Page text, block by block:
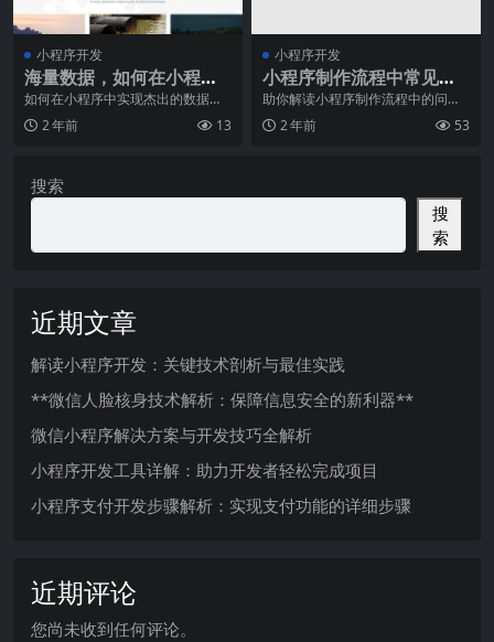
小程序开发
海量数据，如何在小程序
中实现优秀的数据可视
化？
如何在小程序中实现杰出的数据可
视化？这是当前许多企业和开发者
普遍面临的问题。随着
2 年前 13
小程序开发
小程序制作流程中常见的
问题解决方法
助你解读小程序制作流程中的问
题，领略技术优势随着科技的不断
进步，小程序作为一种便
2 年前 53
搜索
搜
索
近期文章
解读小程序开发：关键技术剖析与最佳实践
**微信人脸核身技术解析：保障信息安全的新利器**
微信小程序解决方案与开发技巧全解析
小程序开发工具详解：助力开发者轻松完成项目
小程序支付开发步骤解析：实现支付功能的详细步骤
近期评论
您尚未收到任何评论。